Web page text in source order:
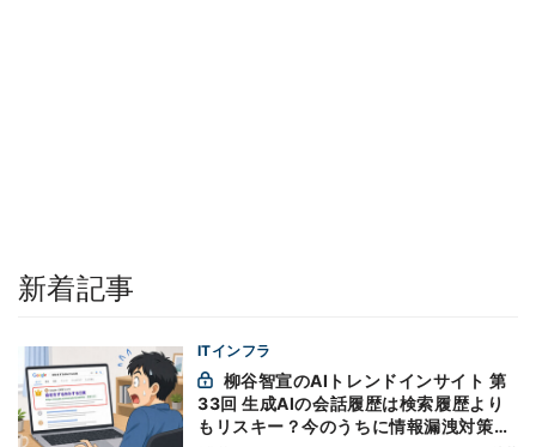
新着記事
ITインフラ
33回 生成AIの会話履歴は検索履歴より
もリスキー？今のうちに情報漏洩対策を